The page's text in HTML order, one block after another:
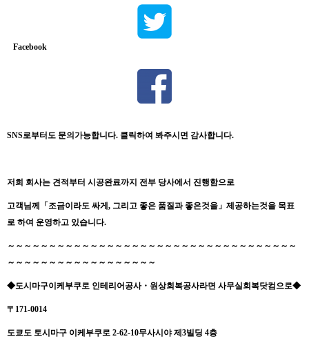
Facebook
SNS로부터도 문의가능합니다. 클릭하여 봐주시면 감사합니다.
저희 회사는 견적부터 시공완료까지 전부 당사에서 진행함으로
고객님께 「 조금이라도 싸게 , 그리고 좋은 품질과 좋은것을 」 제공하는것을 목표
로 하여 운영하고 있습니다.
～～～～～～～～～～～～～～～～～～～～～～～～～～～～～～～～～～～
～～～～～～～～～～～～～～～～～～
◆도시마구이케부쿠로 인테리어공사・원상회복공사라면 사무실회복닷컴으로◆
〒171-0014
도쿄도 토시마구 이케부쿠로 2-62-10무사시야 제3빌딩 4층